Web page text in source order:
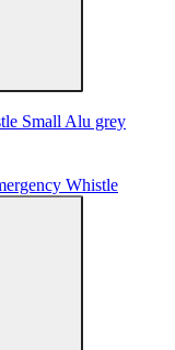
Small Alu grey